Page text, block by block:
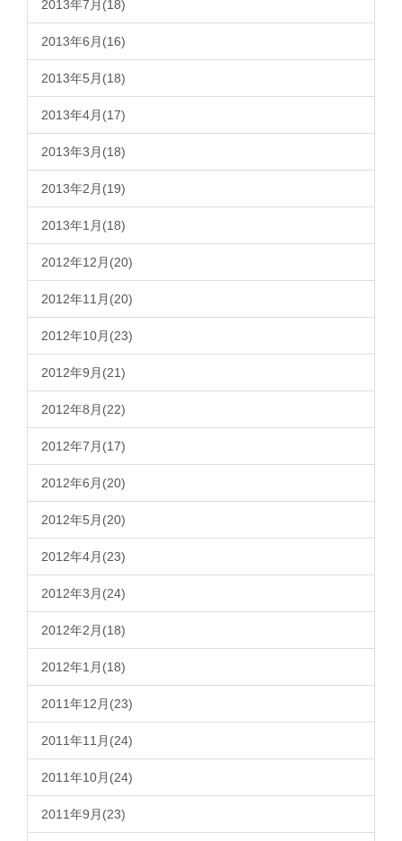
2013年7月(18)
2013年6月(16)
2013年5月(18)
2013年4月(17)
2013年3月(18)
2013年2月(19)
2013年1月(18)
2012年12月(20)
2012年11月(20)
2012年10月(23)
2012年9月(21)
2012年8月(22)
2012年7月(17)
2012年6月(20)
2012年5月(20)
2012年4月(23)
2012年3月(24)
2012年2月(18)
2012年1月(18)
2011年12月(23)
2011年11月(24)
2011年10月(24)
2011年9月(23)